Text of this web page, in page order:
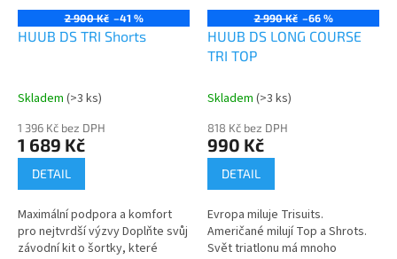
2 900 Kč –41 %
HUUB DS TRI Shorts
Skladem (>3 ks)
1 396 Kč bez DPH
1 689 Kč
DETAIL
Maximální podpora a komfort
pro nejtvrdší výzvy Doplňte svůj
závodní kit o šortky, které
2 990 Kč –66 %
HUUB DS LONG COURSE
TRI TOP
Skladem (>3 ks)
818 Kč bez DPH
990 Kč
DETAIL
Evropa miluje Trisuits.
Američané milují Top a Shrots.
Svět triatlonu má mnoho